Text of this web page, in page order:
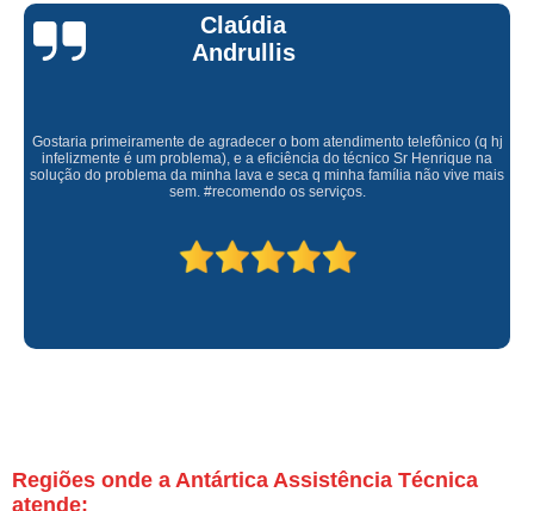
Claúdia
Andrullis
Gostaria primeiramente de agradecer o bom atendimento telefônico (q hj
infelizmente é um problema), e a eficiência do técnico Sr Henrique na
solução do problema da minha lava e seca q minha família não vive mais
sem. #recomendo os serviços.
Regiões onde a Antártica Assistência Técnica
atende: